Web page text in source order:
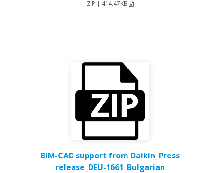
BIM-CAD support from Daikin_Press
release_DEU-1661_Bulgarian